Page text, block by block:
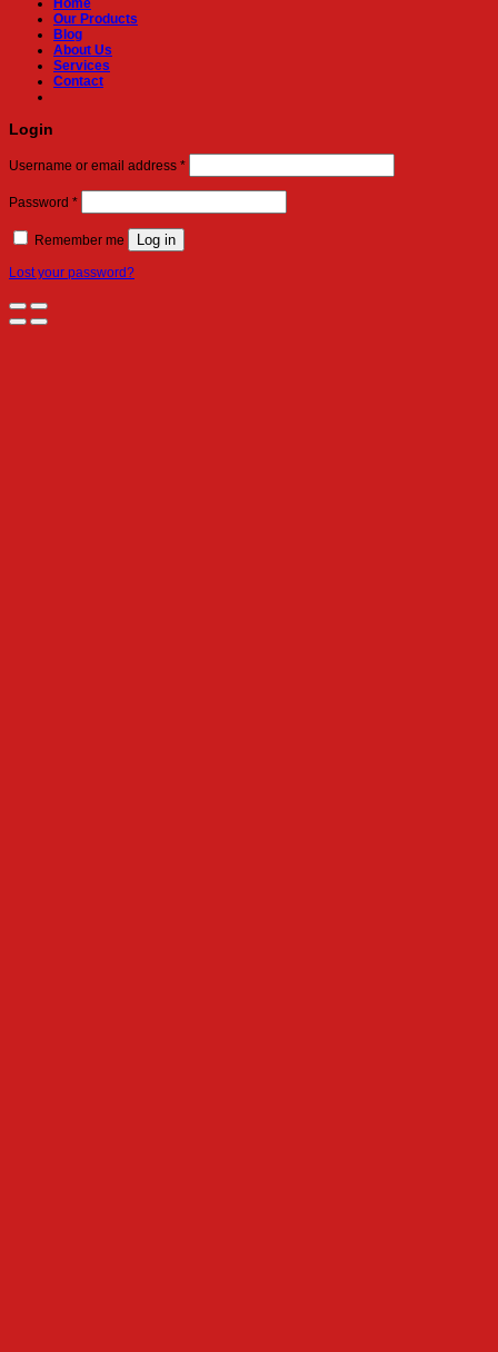
Home
Our Products
Blog
About Us
Services
Contact
Login
Username or email address *Required
Password *Required
Remember me Log in
Lost your password?